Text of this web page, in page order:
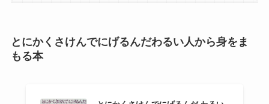
とにかくさけんでにげるんだわるい人から身をま
もる本